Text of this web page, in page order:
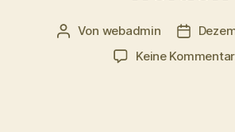
Beitragsautor
Von webadmin
Keine